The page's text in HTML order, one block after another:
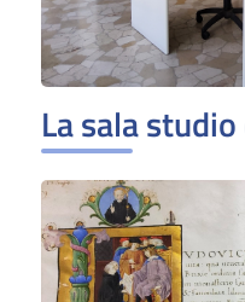
La sala